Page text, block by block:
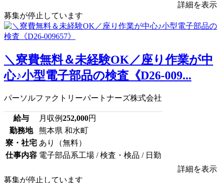
詳細を表示
募集が停止しています
＼寮費無料＆未経験OK／座り作業が中
心♪小型電子部品の検査《D26-009...
パーソルファクトリーパートナーズ株式会社
給与 月収例252,000円
勤務地
熊本県 和水町
寮・社宅 あり（無料）
仕事内容 電子部品系工場 / 検査・検品 / 日勤
詳細を表示
募集が停止しています